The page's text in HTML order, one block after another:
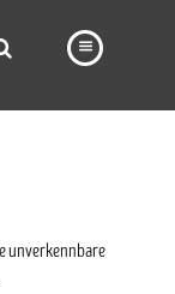
unverkennbare